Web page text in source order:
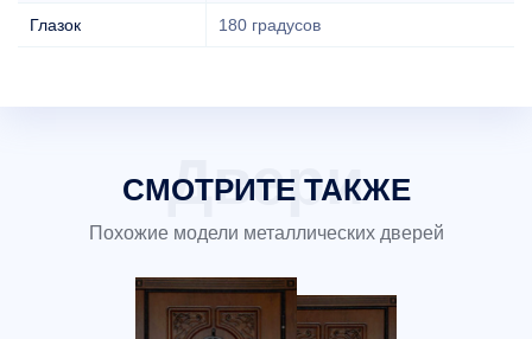
Глазок 180 градусов
СМОТРИТЕ ТАКЖЕ
Похожие модели металлических дверей